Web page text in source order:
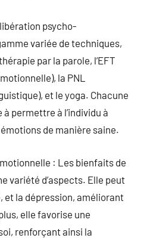
psycho-
variée de techniques,
par la parole, l’EFT
la PNL
et le yoga. Chacune
permettre à l’individu à
de manière saine.
: Les bienfaits de
variété d’aspects. Elle peut
et la dépression, améliorant
elle favorise une
renforçant ainsi la